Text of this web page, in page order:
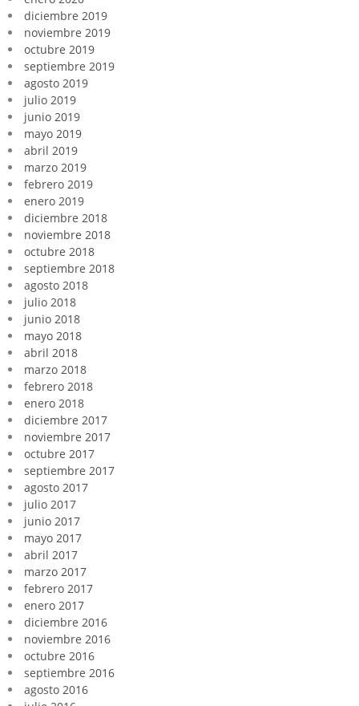
diciembre 2019
noviembre 2019
octubre 2019
septiembre 2019
agosto 2019
julio 2019
junio 2019
mayo 2019
abril 2019
marzo 2019
febrero 2019
enero 2019
diciembre 2018
noviembre 2018
octubre 2018
septiembre 2018
agosto 2018
julio 2018
junio 2018
mayo 2018
abril 2018
marzo 2018
febrero 2018
enero 2018
diciembre 2017
noviembre 2017
octubre 2017
septiembre 2017
agosto 2017
julio 2017
junio 2017
mayo 2017
abril 2017
marzo 2017
febrero 2017
enero 2017
diciembre 2016
noviembre 2016
octubre 2016
septiembre 2016
agosto 2016